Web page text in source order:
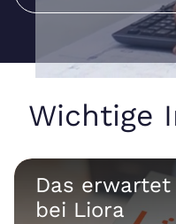
Wichtige
Das erwartet
bei Liora